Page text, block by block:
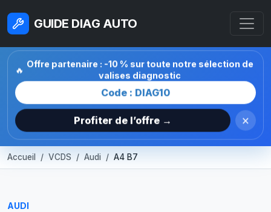
GUIDE DIAG AUTO
🔥
Offre partenaire : -10 % sur toute notre sélection de
valises diagnostic
Code : DIAG10
Profiter de l’offre → ×
Accueil VCDS Audi A4 B7
AUDI